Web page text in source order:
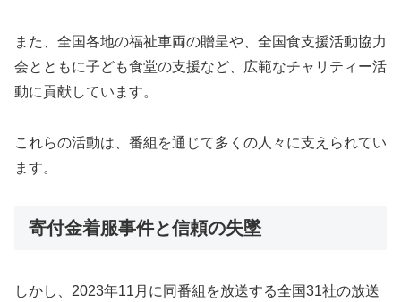
また、全国各地の福祉車両の贈呈や、全国食支援活動協力
会とともに子ども食堂の支援など、広範なチャリティー活
動に貢献しています。
これらの活動は、番組を通じて多くの人々に支えられてい
ます。
寄付金着服事件と信頼の失墜
しかし、2023年11月に同番組を放送する全国31社の放送